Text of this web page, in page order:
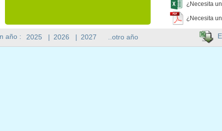
¿Necesita
¿Necesita
año : 2025 | 2026 | 2027 ..otro año